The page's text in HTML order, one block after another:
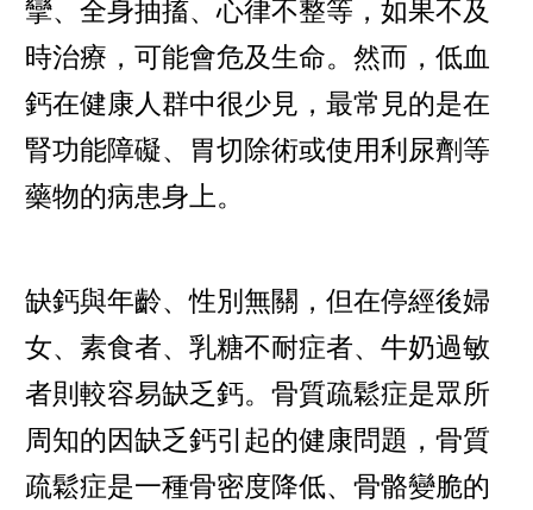
攣、全身抽搐、心律不整等，如果不及
時治療，可能會危及生命。然而，低血
鈣在健康人群中很少見，最常見的是在
腎功能障礙、胃切除術或使用利尿劑等
藥物的病患身上。
缺鈣與年齡、性別無關，但在停經後婦
女、素食者、乳糖不耐症者、牛奶過敏
者則較容易缺乏鈣。骨質疏鬆症是眾所
周知的因缺乏鈣引起的健康問題，骨質
疏鬆症是一種骨密度降低、骨骼變脆的